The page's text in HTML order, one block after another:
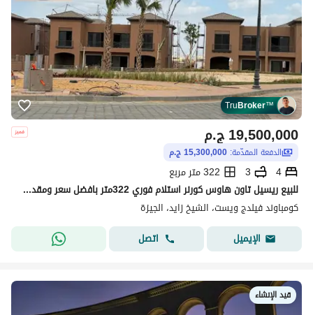
TruBroker™
ج.م19,500,000
الدفعة المقدّمة: 15,300,000 ج.م
4
3
322 متر مربع
للبيع ريسيل تاون هاوس كورنر استلام فوري 322متر بافضل سعر ومقدم وتكملة اقساط مع الشركة وموقع وفيو مميزين بكمبوند فيلدج ويست دره بالشيخ زايد Zayed
كومباوند فيلدج ويست، الشيخ زايد، الجيزة
الإيميل
اتصل
قيد الإنشاء